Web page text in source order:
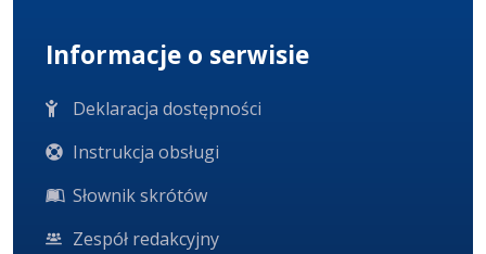
Informacje o serwisie
Deklaracja dostępności
Instrukcja obsługi
Słownik skrótów
Zespół redakcyjny